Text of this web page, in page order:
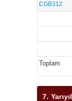
CGB312
Toplam
7. Yarıyıl